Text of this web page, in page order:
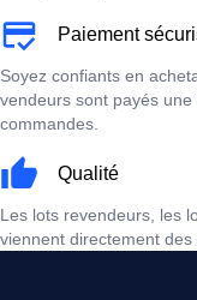
Paiement
Soyez confiants en
vendeurs sont payés
commandes.
Qualité
Les lots revendeurs, les
viennent directement